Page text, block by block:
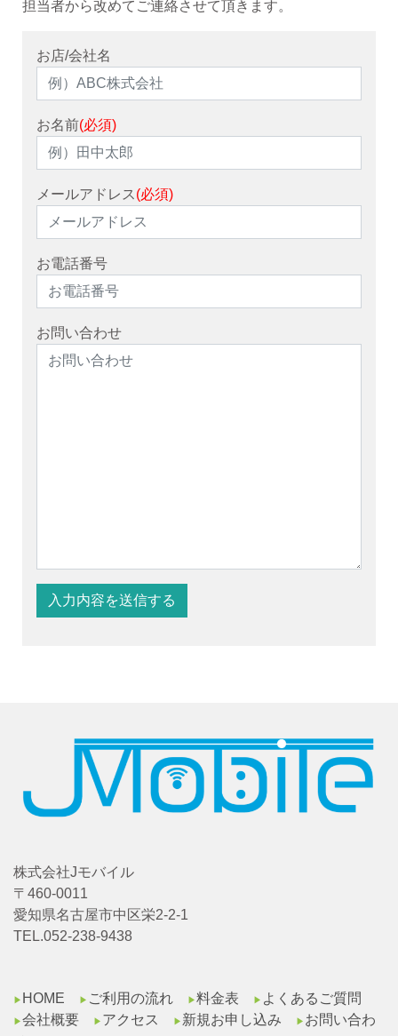
担当者から改めてご連絡させて頂きます。
お店/会社名
お名前(必須)
メールアドレス (必須)
お電話番号
お問い合わせ
株式会社Jモバイル
〒460-0011
愛知県名古屋市中区栄2-2-1
TEL.052-238-9438
▶︎ HOME ▶︎ ご利用の流れ ▶︎料金表 ▶︎ よくあるご質問
▶︎会社概要 ▶︎ アクセス ▶︎ 新規お申し込み ▶︎ お問い合わ